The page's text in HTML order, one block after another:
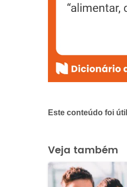
Este conteúdo foi
Este conteúdo
Este conteúdo não
Outro
Veja também